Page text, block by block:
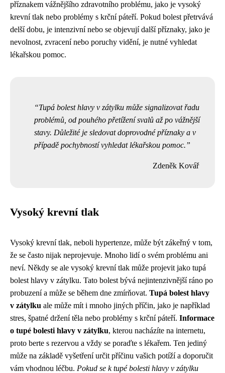
příznakem vážnějšího zdravotního problému, jako je vysoký
krevní tlak nebo problémy s krční páteří. Pokud bolest přetrvává
delší dobu, je intenzivní nebo se objevují další příznaky, jako je
nevolnost, zvracení nebo poruchy vidění, je nutné vyhledat
lékařskou pomoc.
Tupá bolest hlavy v zátylku může signalizovat řadu
problémů, od pouhého přetížení svalů až po vážnější
stavy. Důležité je sledovat doprovodné příznaky a v
případě pochybností vyhledat lékařskou pomoc.
Zdeněk Kovář
Vysoký krevní tlak
Vysoký krevní tlak, neboli hypertenze, může být zákeřný v tom,
že se často nijak neprojevuje. Mnoho lidí o svém problému ani
neví. Někdy se ale vysoký krevní tlak může projevit jako tupá
bolest hlavy v zátylku. Tato bolest bývá nejintenzivnější ráno po
probuzení a může se během dne zmírňovat. Tupá bolest hlavy
v zátylku ale může mít i mnoho jiných příčin, jako je například
stres, špatné držení těla nebo problémy s krční páteří. Informace
o tupé bolesti hlavy v zátylku, kterou nacházíte na internetu,
proto berte s rezervou a vždy se poraďte s lékařem. Ten jediný
může na základě vyšetření určit příčinu vašich potíží a doporučit
vám vhodnou léčbu. Pokud se k tupé bolesti hlavy v zátylku